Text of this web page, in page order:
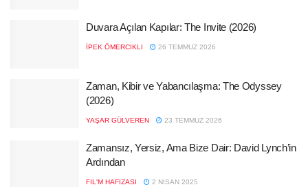
Duvara Açılan Kapılar: The Invite (2026)
İPEK ÖMERCIKLI 26 TEMMUZ 2026
Zaman, Kibir ve Yabancılaşma: The Odyssey
(2026)
YAŞAR GÜLVEREN 23 TEMMUZ 2026
Zamansız, Yersiz, Ama Bize Dair: David Lynch’in
Ardından
FIL'M HAFIZASI 2 NISAN 2025